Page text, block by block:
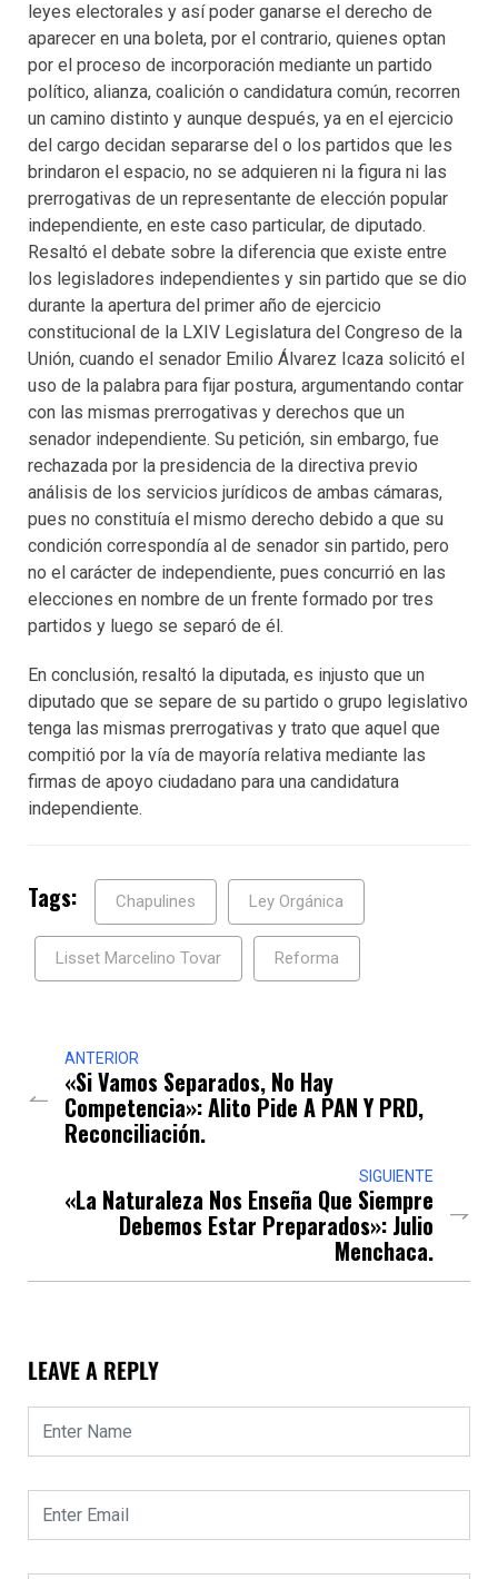
leyes electorales y así poder ganarse el derecho de
aparecer en una boleta, por el contrario, quienes optan
por el proceso de incorporación mediante un partido
político, alianza, coalición o candidatura común, recorren
un camino distinto y aunque después, ya en el ejercicio
del cargo decidan separarse del o los partidos que les
brindaron el espacio, no se adquieren ni la figura ni las
prerrogativas de un representante de elección popular
independiente, en este caso particular, de diputado.
Resaltó el debate sobre la diferencia que existe entre
los legisladores independientes y sin partido que se dio
durante la apertura del primer año de ejercicio
constitucional de la LXIV Legislatura del Congreso de la
Unión, cuando el senador Emilio Álvarez Icaza solicitó el
uso de la palabra para fijar postura, argumentando contar
con las mismas prerrogativas y derechos que un
senador independiente. Su petición, sin embargo, fue
rechazada por la presidencia de la directiva previo
análisis de los servicios jurídicos de ambas cámaras,
pues no constituía el mismo derecho debido a que su
condición correspondía al de senador sin partido, pero
no el carácter de independiente, pues concurrió en las
elecciones en nombre de un frente formado por tres
partidos y luego se separó de él.
En conclusión, resaltó la diputada, es injusto que un
diputado que se separe de su partido o grupo legislativo
tenga las mismas prerrogativas y trato que aquel que
compitió por la vía de mayoría relativa mediante las
firmas de apoyo ciudadano para una candidatura
independiente.
Tags: Chapulines Ley Orgánica
Lisset Marcelino Tovar Reforma
ANTERIOR
«Si Vamos Separados, No Hay
Competencia»: Alito Pide A PAN Y PRD,
Reconciliación.
SIGUIENTE
«La Naturaleza Nos Enseña Que Siempre
Debemos Estar Preparados»: Julio
Menchaca.
LEAVE A REPLY